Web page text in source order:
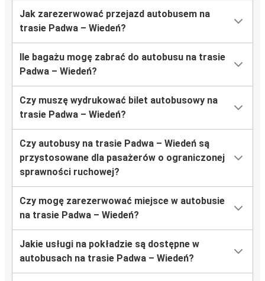
Jak zarezerwować przejazd autobusem na
trasie Padwa – Wiedeń?
Ile bagażu mogę zabrać do autobusu na trasie
Padwa – Wiedeń?
Czy muszę wydrukować bilet autobusowy na
trasie Padwa – Wiedeń?
Czy autobusy na trasie Padwa – Wiedeń są
przystosowane dla pasażerów o ograniczonej
sprawności ruchowej?
Czy mogę zarezerwować miejsce w autobusie
na trasie Padwa – Wiedeń?
Jakie usługi na pokładzie są dostępne w
autobusach na trasie Padwa – Wiedeń?